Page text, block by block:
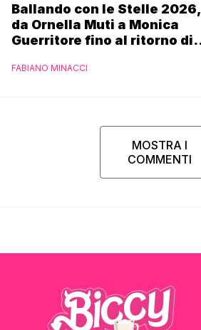
Ballando con le Stelle 2026,
da Ornella Muti a Monica
Guerritore fino al ritorno di
l’esclusiva di Gabriele
FABIANO MINACCI
MOSTRA I
COMMENTI